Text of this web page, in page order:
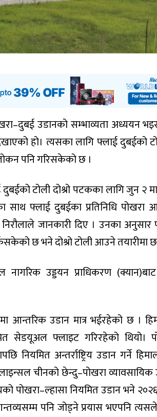
उडानको सम्भाव्यता अध्ययन
हो। त्यसका लागि फ्लाई दुबईको
पनि गरिसकेको छ ।
दुबईको टोली दोश्रो पटकका लागि जुन २
फ्लाई दुबईका प्रतिनिधि पोखरा
निरौलाले जानकारी दिए । उनका
छ भने दोश्रो टोली आउने तयारीमा
उड्डयन प्राधिकरण
आन्तरिक उडान मात्र भईरहेको छ ।
सेडयूअल फ्लाइट गरिरहेको थियो।
नियमित अन्तर्राष्ट्रिय उडान गर्ने
चीनको छेन्दु–पोखरा व्यावसायिक
पोखरा–ल्हासा नियमित उडान भने २०२६
पनि जोड्ने प्रयास भएपनि